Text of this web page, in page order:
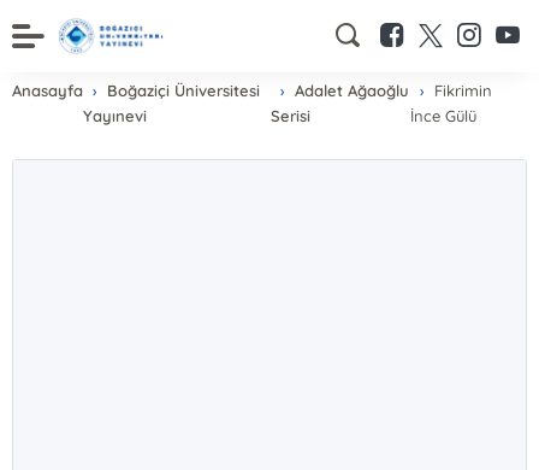
Anasayfa
Boğaziçi Üniversitesi
Yayınevi
Adalet Ağaoğlu
Serisi
Fikrimin
İnce Gülü